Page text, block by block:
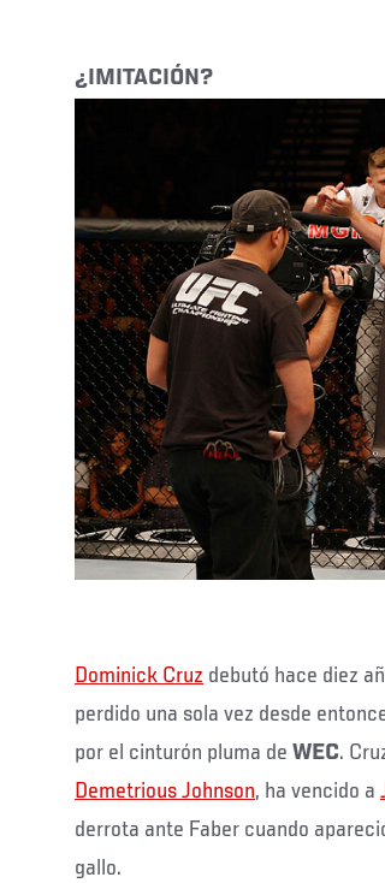
¿IMITACIÓN?
Dominick Cruz debutó hace diez
perdido una sola vez desde
por el cinturón pluma de WEC.
Demetrious Johnson, ha vencido a
derrota ante Faber cuando
gallo.